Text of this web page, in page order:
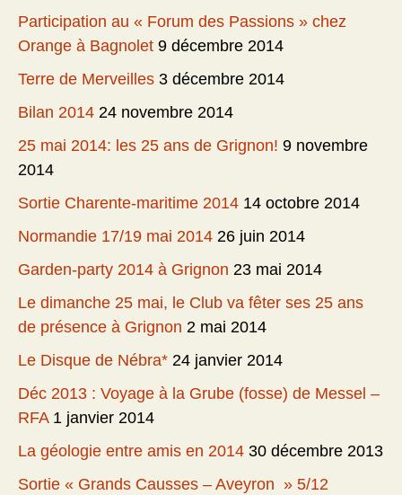
Participation au « Forum des Passions » chez
Orange à Bagnolet 9 décembre 2014
Terre de Merveilles 3 décembre 2014
Bilan 2014 24 novembre 2014
25 mai 2014: les 25 ans de Grignon! 9 novembre
2014
Sortie Charente-maritime 2014 14 octobre 2014
Normandie 17/19 mai 2014 26 juin 2014
Garden-party 2014 à Grignon 23 mai 2014
Le dimanche 25 mai, le Club va fêter ses 25 ans
de présence à Grignon 2 mai 2014
Le Disque de Nébra* 24 janvier 2014
Déc 2013 : Voyage à la Grube (fosse) de Messel –
RFA 1 janvier 2014
La géologie entre amis en 2014 30 décembre 2013
Sortie « Grands Causses – Aveyron » 5/12